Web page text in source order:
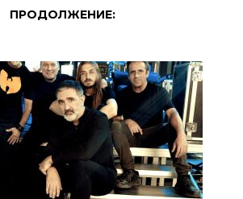
ПРОДОЛЖЕНИЕ: